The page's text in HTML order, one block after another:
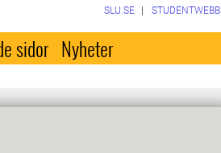
SLU.SE STUDENTWEBB
sidor Nyheter